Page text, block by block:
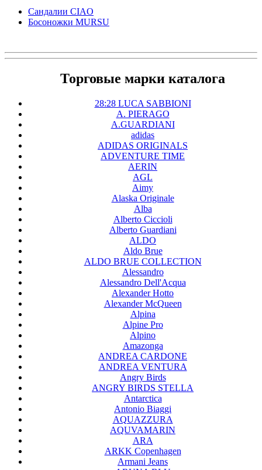
Сандалии CIAO
Босоножки MURSU
Торговые марки каталога
28:28 LUCA SABBIONI
A. PIERAGO
A.GUARDIANI
adidas
ADIDAS ORIGINALS
ADVENTURE TIME
AERIN
AGL
Aimy
Alaska Originale
Alba
Alberto Ciccioli
Alberto Guardiani
ALDO
Aldo Brue
ALDO BRUE COLLECTION
Alessandro
Alessandro Dell'Acqua
Alexander Hotto
Alexander McQueen
Alpina
Alpine Pro
Alpino
Amazonga
ANDREA CARDONE
ANDREA VENTURA
Angry Birds
ANGRY BIRDS STELLA
Antarctica
Antonio Biaggi
AQUAZZURA
AQUVAMARIN
ARA
ARKK Copenhagen
Armani Jeans